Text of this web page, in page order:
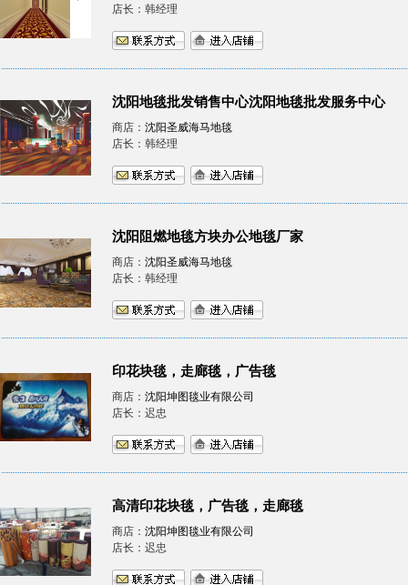
店长：韩经理
沈阳地毯批发销售中心沈阳地毯批发服务中心
商店： 沈阳圣威海马地毯
店长：韩经理
沈阳阻燃地毯方块办公地毯厂家
商店： 沈阳圣威海马地毯
店长：韩经理
印花块毯，走廊毯，广告毯
商店： 沈阳坤图毯业有限公司
店长：迟忠
高清印花块毯，广告毯，走廊毯
商店： 沈阳坤图毯业有限公司
店长：迟忠